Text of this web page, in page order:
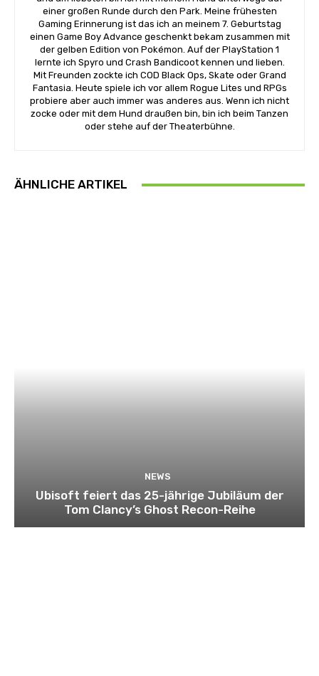
einer großen Runde durch den Park. Meine frühesten
Gaming Erinnerung ist das ich an meinem 7. Geburtstag
einen Game Boy Advance geschenkt bekam zusammen mit
der gelben Edition von Pokémon. Auf der PlayStation 1
lernte ich Spyro und Crash Bandicoot kennen und lieben.
Mit Freunden zockte ich COD Black Ops, Skate oder Grand
Fantasia. Heute spiele ich vor allem Rogue Lites und RPGs
probiere aber auch immer was anderes aus. Wenn ich nicht
zocke oder mit dem Hund draußen bin, bin ich beim Tanzen
oder stehe auf der Theaterbühne.
ÄHNLICHE ARTIKEL
NEWS
Ubisoft feiert das 25-jährige Jubiläum der
Tom Clancy’s Ghost Recon-Reihe